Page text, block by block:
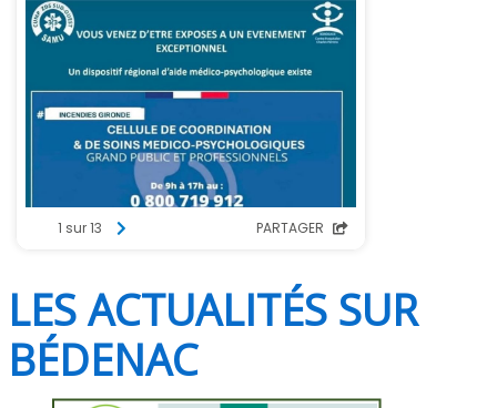
LES ACTUALITÉS SUR
BÉDENAC